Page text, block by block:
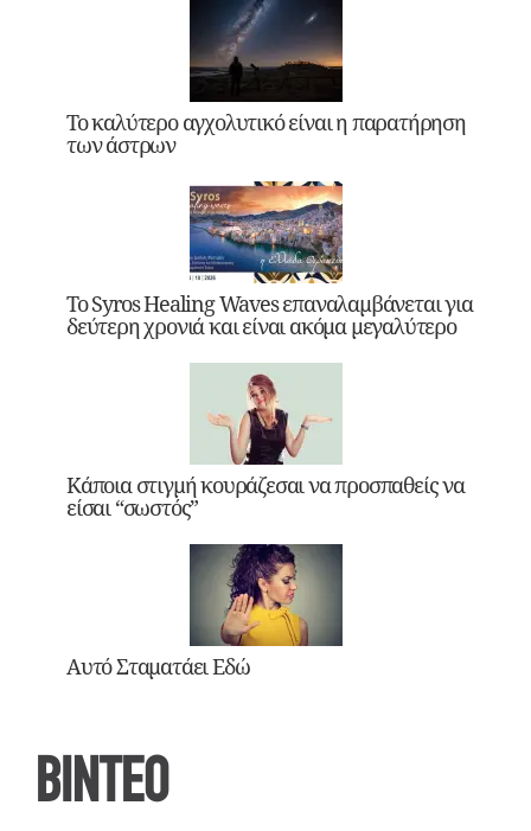
Το καλύτερο αγχολυτικό είναι η παρατήρηση
των άστρων
Το Syros Healing Waves επαναλαμβάνεται για
δεύτερη χρονιά και είναι ακόμα μεγαλύτερο
Κάποια στιγμή κουράζεσαι να προσπαθείς να
είσαι “σωστός”
Αυτό Σταματάει Εδώ
ΒΙΝΤΕΟ